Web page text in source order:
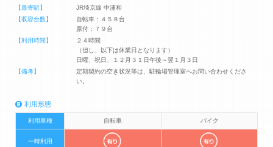
【最寄駅】
JR埼京線 中浦和
【収容台数】
自転車：４５８台
原付：７９台
【利用時間】
２４時間
（但し、以下は休業日となります）
日曜、祝日、１２月３１日午後～翌１月３日
【備考】
定期契約の空き状況等は、駐輪場管理室へお問い合わせくださ
い。
利用形態
利用車種 自転車 バイク
一時利用